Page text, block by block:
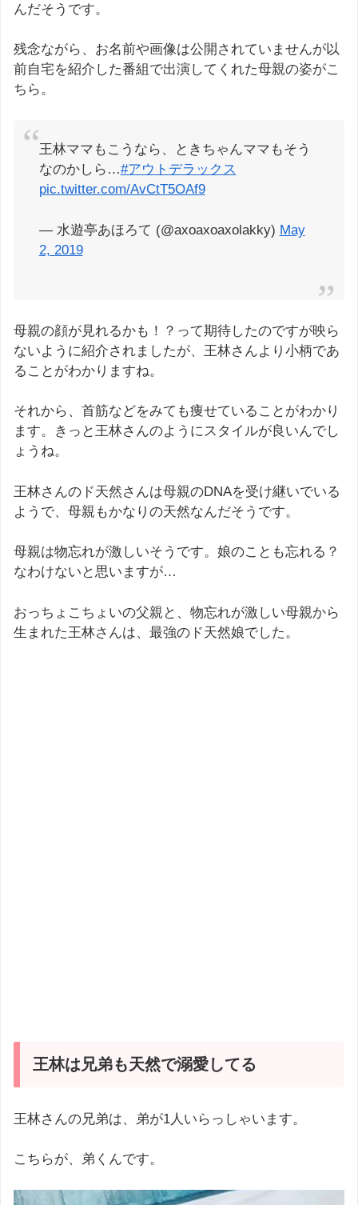
んだそうです。
残念ながら、お名前や画像は公開されていませんが以
前自宅を紹介した番組で出演してくれた母親の姿がこ
ちら。
王林ママもこうなら、ときちゃんママもそう
なのかしら…#アウトデラックス
pic.twitter.com/AvCtT5OAf9
— 水遊亭あほろて (@axoaxoaxolakky) May
2, 2019
母親の顔が見れるかも！？って期待したのですが映ら
ないように紹介されましたが、王林さんより小柄であ
ることがわかりますね。
それから、首筋などをみても痩せていることがわかり
ます。きっと王林さんのようにスタイルが良いんでし
ょうね。
王林さんのド天然さんは母親のDNAを受け継いでいる
ようで、母親もかなりの天然なんだそうです。
母親は物忘れが激しいそうです。娘のことも忘れる？
なわけないと思いますが…
おっちょこちょいの父親と、物忘れが激しい母親から
生まれた王林さんは、最強のド天然娘でした。
王林は兄弟も天然で溺愛してる
王林さんの兄弟は、弟が1人いらっしゃいます。
こちらが、弟くんです。